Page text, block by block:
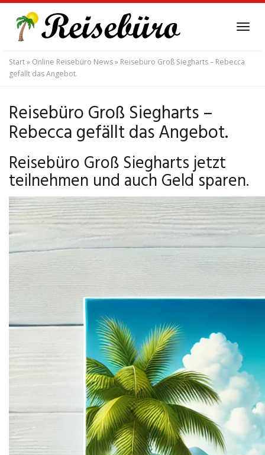
main
content
Start» Online Reisebüro News» Reisebüro Groß Siegharts – Rebecca
gefällt das Angebot.
Reisebüro Groß Siegharts –
Rebecca gefällt das Angebot.
Reisebüro Groß Siegharts jetzt
teilnehmen und auch Geld sparen.